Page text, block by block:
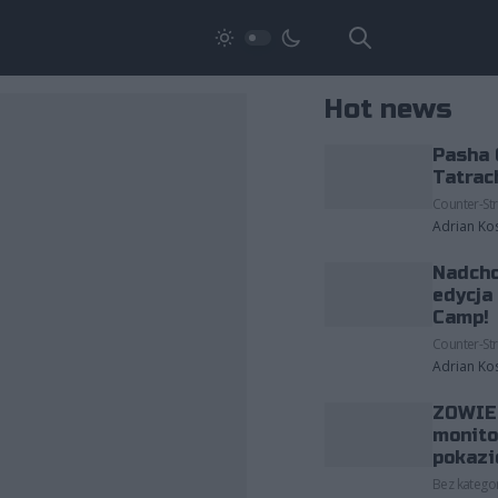
Hot news
Pasha
Counter-
Adrian
edycja
Camp!
Counter-
Adrian
Bez